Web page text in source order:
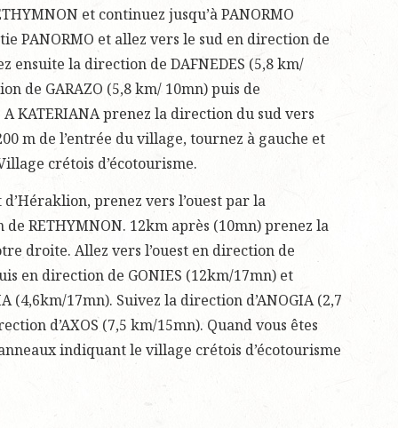
et continuez jusqu’à PANORMO
PANORMO et allez vers le sud en direction de
ensuite la direction de DAFNEDES (5,8 km/
de GARAZO (5,8 km/ 10mn) puis de
KATERIANA prenez la direction du sud vers
m de l’entrée du village, tournez à gauche et
crétois d’écotourisme.
prenez vers l’ouest par la
RETHYMNON. 12km après (10mn) prenez la
droite. Allez vers l’ouest en direction de
en direction de GONIES (12km/17mn) et
(4,6km/17mn). Suivez la direction d’ANOGIA (2,7
d’AXOS (7,5 km/15mn). Quand vous êtes
indiquant le village crétois d’écotourisme